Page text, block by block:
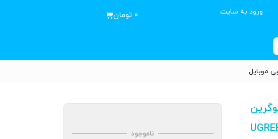
ورود به سایت ۰ تومان
موبایل
یوگرین
ناموجود